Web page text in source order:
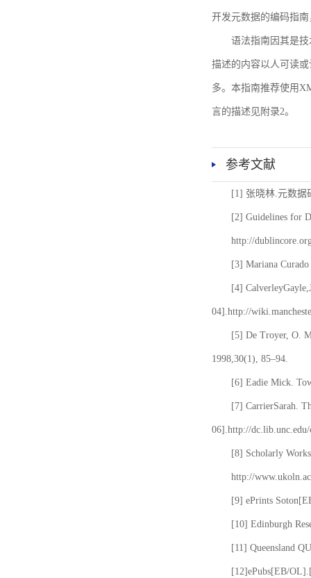
开发元数据的编码指
语法指南因其是
描述的内容以人可读
多。本指南推荐使用
言的描述见附录2。
参考文献
[1] 张晓林.元数据
[2] Guidelines for
http://
[3] Mariana
[4]
04].http://
[5] De Troyer, O.
1998,30(1), 85–94.
[6] Eadie Mick.
[7] CarrierSarah.
06].http://
[8] Scholarly
http://
[9] ePrints
[10] Edinburgh
[11] Queensland
[12]ePubs[EB/